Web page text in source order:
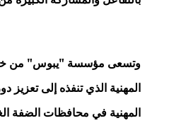
وتسعى مؤسسة "يبوس" من
المهنية الذي تنفذه إلى تعزيز
المهنية في محافظات الضفة